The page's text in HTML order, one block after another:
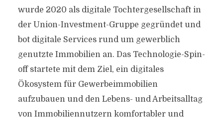
wurde 2020 als digitale Tochtergesellschaft in
der Union-Investment-Gruppe gegründet und
bot digitale Services rund um gewerblich
genutzte Immobilien an. Das Technologie-Spin-
off startete mit dem Ziel, ein digitales
Ökosystem für Gewerbeimmobilien
aufzubauen und den Lebens- und Arbeitsalltag
von Immobiliennutzern komfortabler und